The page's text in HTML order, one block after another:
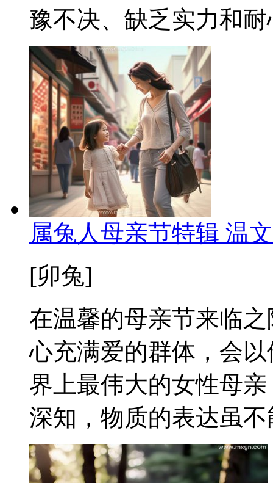
豫不决、缺乏实力和
属兔人母亲节特辑 温
[卯兔]
在温馨的母亲节来临
心充满爱的群体，会
界上最伟大的女性母
深知，物质的表达虽